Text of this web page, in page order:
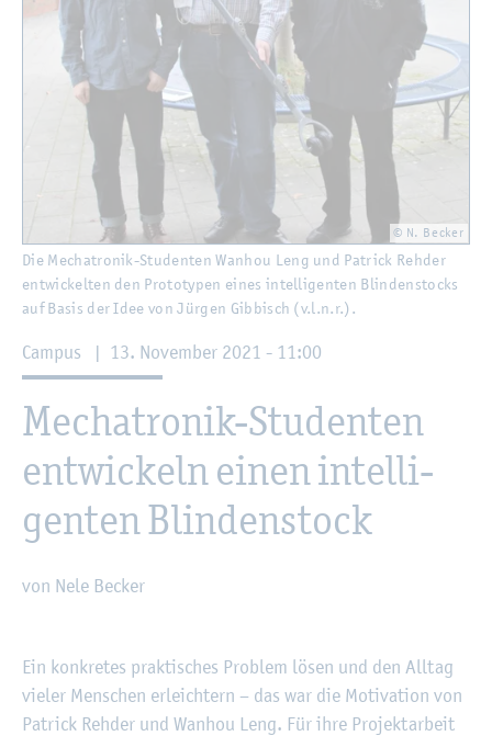
© N. Be­cker
Die Me­cha­tro­nik-Stu­den­ten Wan­hou Leng und Pa­trick Reh­der
ent­wi­ckel­ten den Pro­to­ty­pen eines in­tel­li­gen­ten Blin­den­stocks
auf Basis der Idee von Jür­gen Gib­bisch (v.l.n.r.).
Cam­pus | 13. No­vem­ber 2021 - 11:00
Me­cha­tro­nik-Stu­den­ten
ent­wi­ckeln einen in­tel­li­
gen­ten Blin­den­stock
von Nele Be­cker
Ein kon­kre­tes prak­ti­sches Pro­blem lösen und den All­tag
vie­ler Men­schen er­leich­tern – das war die Mo­ti­va­ti­on von
Pa­trick Reh­der und Wan­hou Leng. Für ihre Pro­jekt­ar­beit
©Fach­hoch­schu­le Kiel